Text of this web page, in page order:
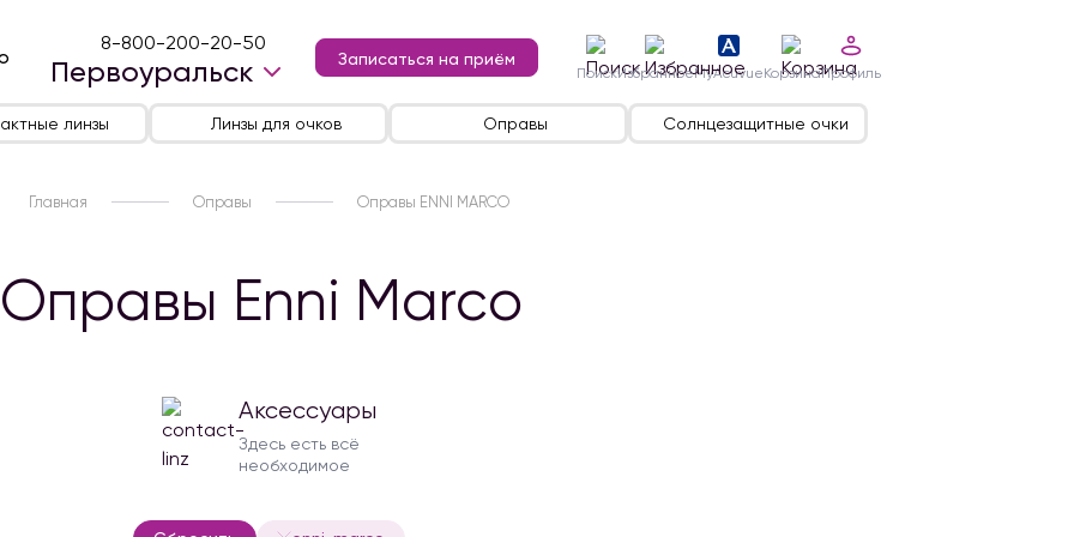
Первоуральск
8-800-200-20-50
Записаться на приём
ПоискИзбранноеMyAcuvueКорзинаПрофиль
линзы Линзы для очков Оправы Солнцезащитные очки
Главная Оправы Оправы ENNI MARCO
Оправы Enni Marco
Аксессуары
Здесь есть всё
необходимое